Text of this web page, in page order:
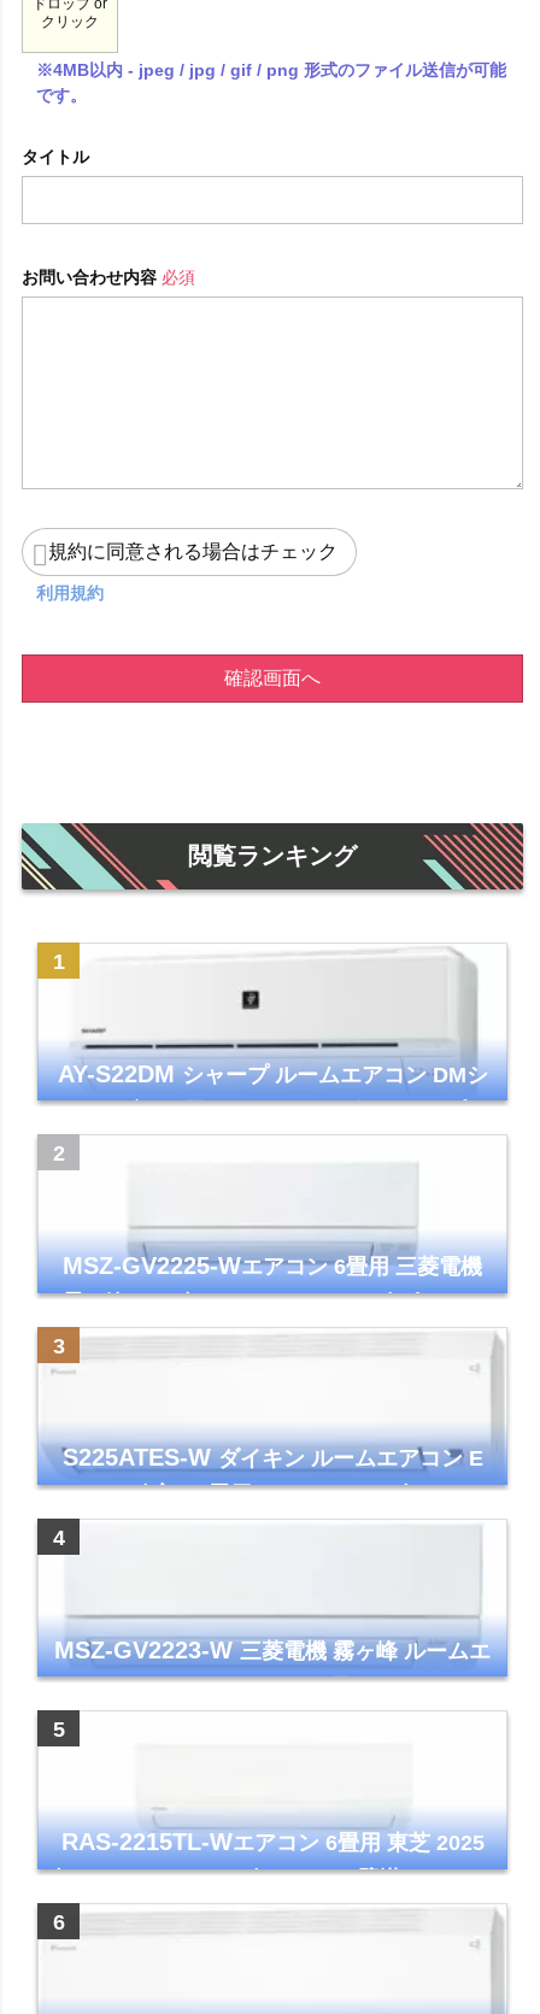
ドロップ or
クリック
※4MB以内 - jpeg / jpg / gif / png 形式のファイル送信が可能
です。
タイトル
お問い合わせ内容 必須
規約に同意される場合はチェック
利用規約
確認画面へ
閲覧ランキング
AY-S22DMシャープ ルームエアコン DMシ
リーズ 主に6畳 ホワイト 2024年モデル プラ
MSZ-GV2225-Wエアコン 6畳用 三菱電機
霧ヶ峰 2025年モデル GVシリーズ ピュアホ
ワイト 清潔 除湿 単相100V
S225ATES-Wダイキン ルームエアコン E
シリーズ 主に6畳用 ホワイト 2025年モデル
MSZ-GV2223-W三菱電機 霧ヶ峰 ルームエ
アコン GVシリーズ おもに6畳用 ピュアホワ
RAS-2215TL-Wエアコン 6畳用 東芝 2025
年モデル TLシリーズ ホワイト 壁掛け クーラ
ー コンパクト 清潔